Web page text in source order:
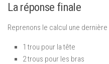
La réponse finale
Reprenons le calcul une dernière
1 trou pour la tête
2 trous pour les bras